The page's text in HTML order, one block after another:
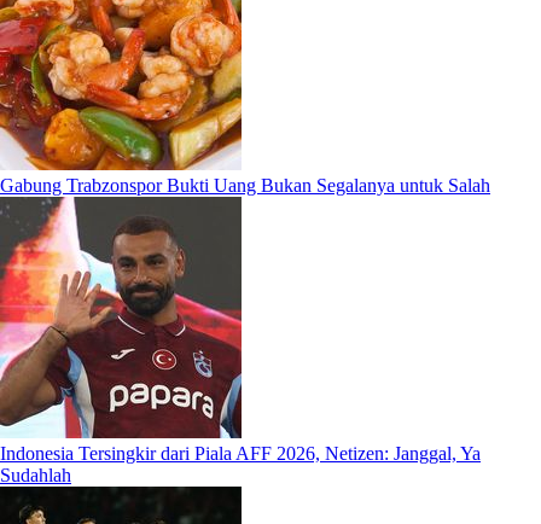
Gabung Trabzonspor Bukti Uang Bukan Segalanya untuk Salah
Indonesia Tersingkir dari Piala AFF 2026, Netizen: Janggal, Ya
Sudahlah